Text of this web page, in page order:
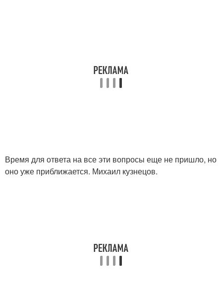
Время для ответа на все эти вопросы еще не пришло, но
оно уже приближается. Михаил кузнецов.